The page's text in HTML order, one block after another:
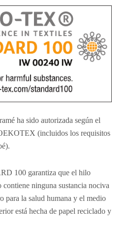
ha sido autorizada según el
(incluidos los requisitos
100 garantiza que el hilo
ninguna sustancia nociva
para la salud humana y el medio
está hecha de papel reciclado y